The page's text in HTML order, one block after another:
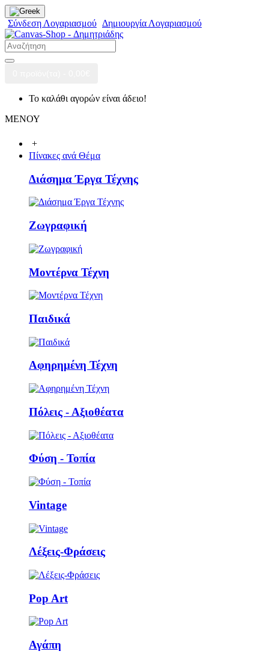
Σύνδεση Λογαριασμού Δημιουργία Λογαριασμού
Το καλάθι αγορών είναι άδειο!
ΜΕΝΟΥ
+
Πίνακες ανά Θέμα
Διάσημα Έργα Τέχνης
Ζωγραφική
Μοντέρνα Τέχνη
Παιδικά
Αφηρημένη Τέχνη
Πόλεις - Αξιοθέατα
Φύση - Τοπία
Vintage
Λέξεις-Φράσεις
Pop Art
Αγάπη